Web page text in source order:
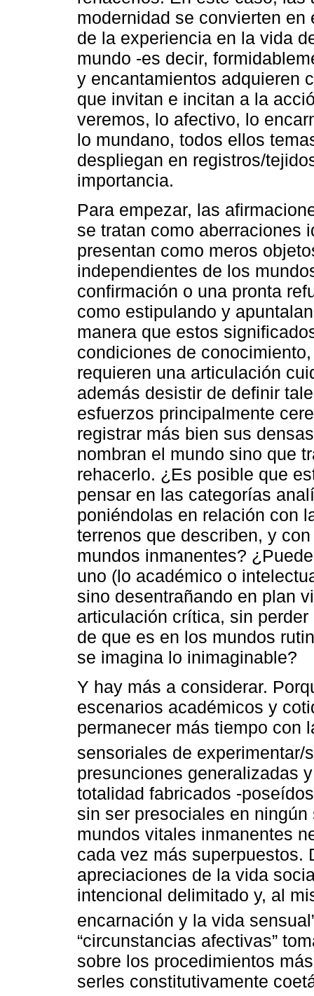
modernidad se convierten
de la experiencia en la vida
mundo -es decir,
y encantamientos adquieren
que invitan e incitan a la
veremos, lo afectivo, lo
lo mundano, todos ellos
despliegan en registros/
importancia.
Para empezar, las
se tratan como aberraciones
presentan como meros
independientes de los
confirmación o una pronta
como estipulando y
manera que estos
condiciones de
requieren una articulación
además desistir de definir
esfuerzos principalmente
registrar más bien sus
nombran el mundo sino que
rehacerlo. ¿Es posible que
pensar en las categorías
poniéndolas en relación con
terrenos que describen, y
mundos inmanentes?
uno (lo académico o
sino desentrañando en plan
articulación crítica, sin
de que es en los mundos
se imagina lo inimaginable?
Y hay más a considerar.
escenarios académicos y
permanecer más tiempo con
sensoriales de experimentar/
presunciones generalizadas
totalidad fabricados -
sin ser presociales en
mundos vitales inmanentes
cada vez más superpuestos.
apreciaciones de la vida
intencional delimitado y, al
encarnación y la vida
“circunstancias afectivas”
sobre los procedimientos
serles constitutivamente